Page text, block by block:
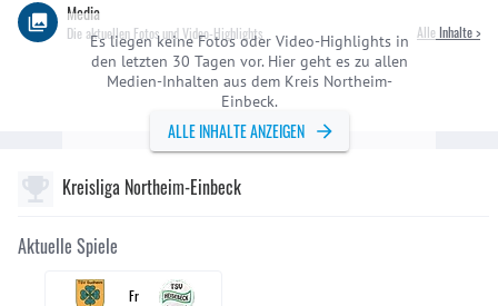
Media
Die aktuellen Fotos und Video-Highlights Alle Inhalte >
Es liegen keine Fotos oder Video-Highlights in
den letzten 30 Tagen vor. Hier geht es zu allen
Medien-Inhalten aus dem Kreis Northeim-
Einbeck.
ALLE INHALTE ANZEIGEN
Kreisliga Northeim-Einbeck
Aktuelle Spiele
Fr